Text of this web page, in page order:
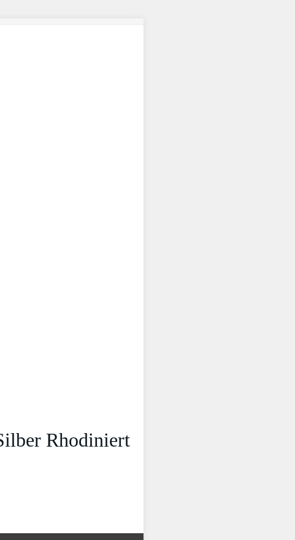
Rhodiniert